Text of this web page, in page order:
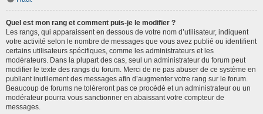
Quel est mon rang et comment puis-je le modifier ?
Les rangs, qui apparaissent en dessous de votre nom d’utilisateur, indiquent
votre activité selon le nombre de messages que vous avez publié ou identifient
certains utilisateurs spécifiques, comme les administrateurs et les
modérateurs. Dans la plupart des cas, seul un administrateur du forum peut
modifier le texte des rangs du forum. Merci de ne pas abuser de ce système en
publiant inutilement des messages afin d’augmenter votre rang sur le forum.
Beaucoup de forums ne toléreront pas ce procédé et un administrateur ou un
modérateur pourra vous sanctionner en abaissant votre compteur de
messages.